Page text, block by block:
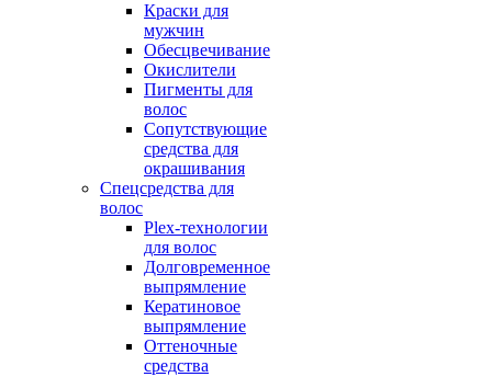
Краски для
мужчин
Обесцвечивание
Окислители
Пигменты для
волос
Сопутствующие
средства для
окрашивания
Спецсредства для
волос
Plex-технологии
для волос
Долговременное
выпрямление
Кератиновое
выпрямление
Оттеночные
средства